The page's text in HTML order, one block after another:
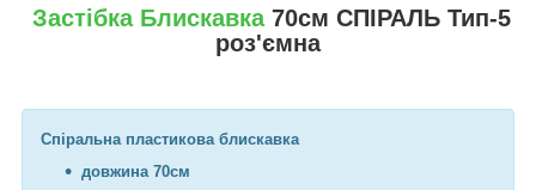
Застібка Блискавка70см СПІРАЛЬ Тип-5
роз'ємна
Спіральна пластикова блискавка
довжина 70см